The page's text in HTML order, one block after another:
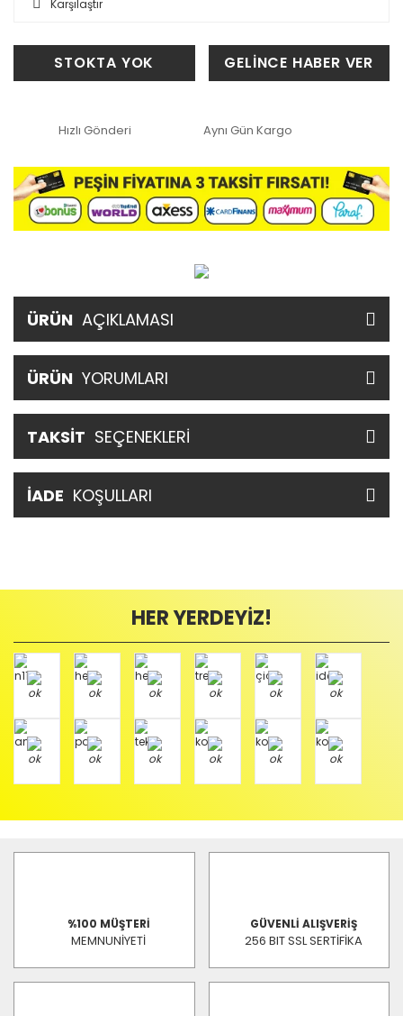
Karşılaştır
STOKTA YOK GELİNCE HABER VER
Hızlı Gönderi Aynı Gün Kargo
ÜRÜN AÇIKLAMASI
ÜRÜN YORUMLARI
TAKSİT SEÇENEKLERİ
İADE KOŞULLARI
HER YERDEYİZ!
%100 MÜŞTERİ
MEMNUNİYETİ
GÜVENLİ ALIŞVERİŞ
256 BIT SSL SERTİFİKA